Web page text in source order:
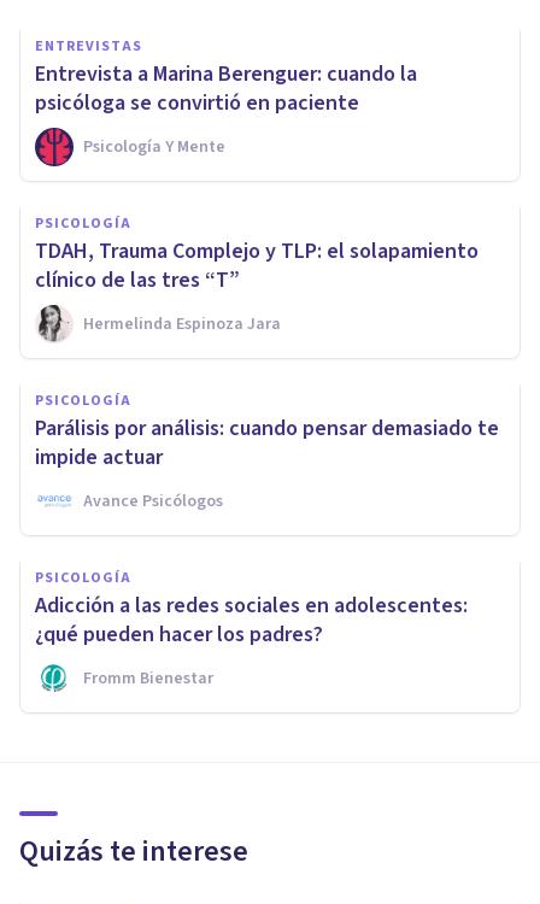
ENTREVISTAS
Entrevista a Marina Berenguer: cuando la
psicóloga se convirtió en paciente
Psicología Y Mente
PSICOLOGÍA
TDAH, Trauma Complejo y TLP: el solapamiento
clínico de las tres “T”
Hermelinda Espinoza Jara
PSICOLOGÍA
Parálisis por análisis: cuando pensar demasiado te
impide actuar
Avance Psicólogos
PSICOLOGÍA
Adicción a las redes sociales en adolescentes:
¿qué pueden hacer los padres?
Fromm Bienestar
Quizás te interese